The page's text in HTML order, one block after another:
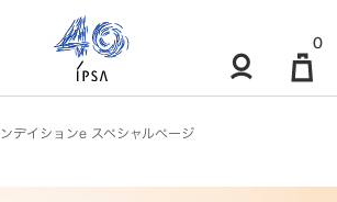
0
デイションe スペシャルページ